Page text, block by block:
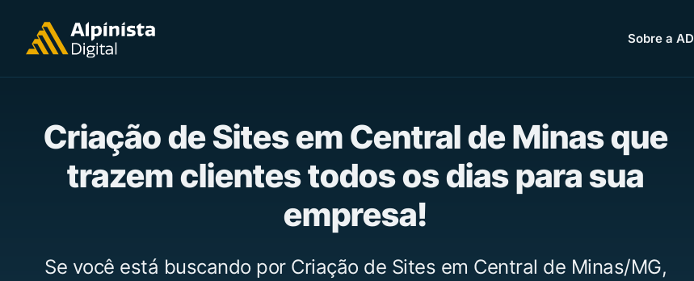
Sobre a AD
Criação de Sites em Central de Minas que
trazem clientes todos os dias para sua
empresa!
Se você está buscando por Criação de Sites em Central de Minas/MG,